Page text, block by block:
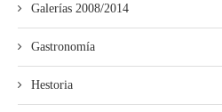
Galerías 2008/2014
Gastronomía
Hestoria